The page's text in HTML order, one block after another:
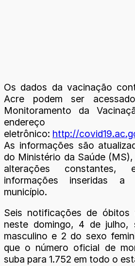
Os dados da vacinação
Acre podem ser
Monitoramento da
endereço
eletrônico: http://
As informações são
do Ministério da Saúde
alterações
informações inseridas
município.
Seis notificações de óbitos
neste domingo, 4 de julho,
masculino e 2 do sexo
que o número oficial de
suba para 1.752 em todo o